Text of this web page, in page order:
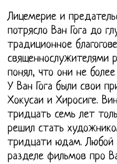
Лицемерие и
потрясло Ван Гога до
традиционное
священнослужителями
понял, что они не
У Ван Гога были свои
Хокусаи и Хиросиге.
тридцать семь лет
решил стать
тридцати юдам. Любой
разделе фильмов про